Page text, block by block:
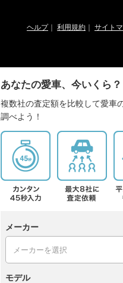
ヘルプ｜ 利用規約 サイト
あなたの愛車、今いくら？
複数社の査定額を比較して愛車
調べよう！
メーカー
モデル